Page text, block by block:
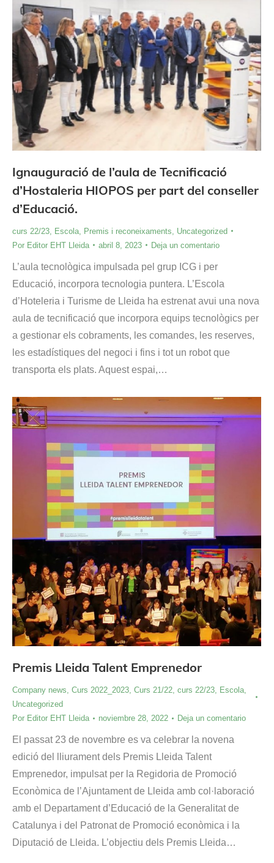
Ignauguració de l’aula de Tecnificació
d’Hostaleria HIOPOS per part del conseller
d’Educació.
curs 22/23 Escola Premis i reconeixaments
Uncategorized
Por Editor EHT Lleida abril 8, 2023 Deja un comentario
L’aula tecnològica impulsada pel grup ICG i per
Educació, incorpora tecnologia puntera. L’Escola
d’Hoteleria i Turisme de Lleida ha estrenat avui una nova
aula de tecnificació que incorpora equips tecnològics per
a gestionar els cobraments, les comandes, les reserves,
les estadístiques del negoci i fins i tot un robot que
transporta els plats. Aquest espai,…
Premis Lleida Talent Emprenedor
Company news, Curs 2022_2023, Curs 21/22, curs 22/23, Escola,
Uncategorized
Por Editor EHT Lleida noviembre 28, 2022 Deja un comentario
El passat 23 de novembre es va celebrar la novena
edició del lliurament dels Premis Lleida Talent
Emprenedor, impulsat per la Regidoria de Promoció
Econòmica de l’Ajuntament de Lleida amb col·laboració
amb el Departament d’Educació de la Generalitat de
Catalunya i del Patronat de Promoció econòmica i la
Diputació de Lleida. L’objectiu dels Premis Lleida…